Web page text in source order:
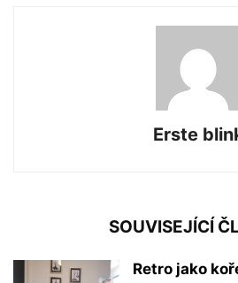
Erste
SOUVISEJÍCÍ
Retro jako